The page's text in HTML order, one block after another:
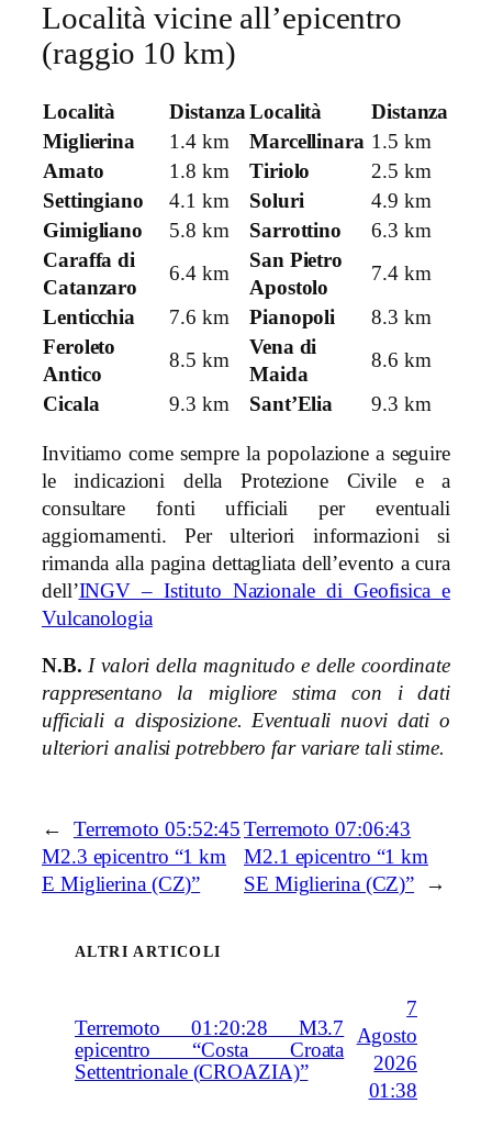
Località vicine all’epicentro
(raggio 10 km)
Località DistanzaLocalità
Distanza
Miglierina
1.4 km Marcellinara 1.5 km
Amato
1.8 km Tiriolo
2.5 km
Settingiano
4.1 km Soluri
4.9 km
Gimigliano
5.8 km Sarrottino
6.3 km
Caraffa di
Catanzaro
6.4 km
San Pietro
Apostolo
7.4 km
Lenticchia
7.6 km Pianopoli
8.3 km
Feroleto
Antico
8.5 km
Vena di
Maida
8.6 km
Cicala
9.3 km Sant’Elia 9.3 km
Invitiamo come sempre la popolazione a seguire
le indicazioni della Protezione Civile e a
consultare fonti ufficiali per eventuali
aggiornamenti. Per ulteriori informazioni si
rimanda alla pagina dettagliata dell’evento a cura
dell’INGV – Istituto Nazionale di Geofisica e
Vulcanologia
N.B. I valori della magnitudo e delle coordinate
rappresentano la migliore stima con i dati
ufficiali a disposizione. Eventuali nuovi dati o
ulteriori analisi potrebbero far variare tali stime.
←
Terremoto 05:52:45
M2.3 epicentro “1 km
E Miglierina (CZ)”
Terremoto 07:06:43
M2.1 epicentro “1 km
SE Miglierina (CZ)”
→
ALTRI ARTICOLI
Terremoto 01:20:28 M3.7
epicentro “Costa Croata
Settentrionale (CROAZIA)”
7
Agosto
2026
01:38